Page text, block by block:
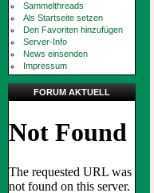
Sammelthreads
Als Startseite setzen
Den Favoriten hinzufügen
Server-Info
News einsenden
Impressum
FORUM AKTUELL